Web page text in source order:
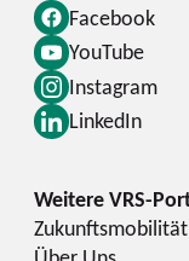
Facebook
YouTube
Instagram
LinkedIn
Zukunftsmobilität